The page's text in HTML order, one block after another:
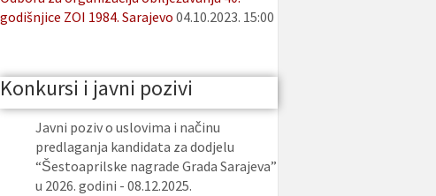
godišnjice ZOI 1984. Sarajevo 04.10.2023. 15:00
Konkursi i javni pozivi
Javni poziv o uslovima i načinu
predlaganja kandidata za dodjelu
“Šestoaprilske nagrade Grada Sarajeva”
u 2026. godini - 08.12.2025.